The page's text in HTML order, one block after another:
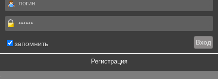
запомнить
Регистрация
.